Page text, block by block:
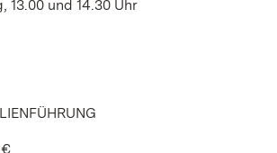
13.00 und 14.30 Uhr